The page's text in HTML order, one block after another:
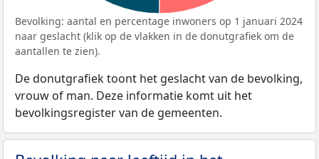
Bevolking: aantal en percentage inwoners op 1 januari 2024
naar geslacht (klik op de vlakken in de donutgrafiek om de
aantallen te zien).
De donutgrafiek toont het geslacht van de bevolking,
vrouw of man. Deze informatie komt uit het
bevolkingsregister van de gemeenten.